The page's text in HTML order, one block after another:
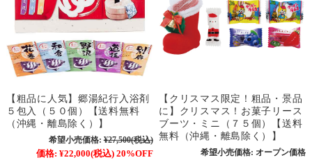
【粗品に人気】郷湯紀行入浴剤
５包入（５０個）【送料無料
（沖縄・離島除く）】
希望小売価格: ¥27,500(税込)
価格: ¥22,000(税込) 20%OFF
【クリスマス限定！粗品・景品
に】クリスマス！お菓子リース
ブーツ・ミニ（７５個）【送料
無料（沖縄・離島除く）】
希望小売価格: オープン価格